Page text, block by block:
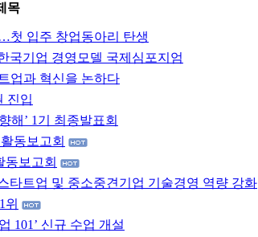
목
첫 입주 창업동아리 탄생
국기업 경영모델 국제심포지엄
업과 혁신을 논하다
진입
해’ 1기 최종발표회
동보고회
동보고회
타트업 및 중소중견기업 기술경영 역량 강화
위
101’ 신규 수업 개설